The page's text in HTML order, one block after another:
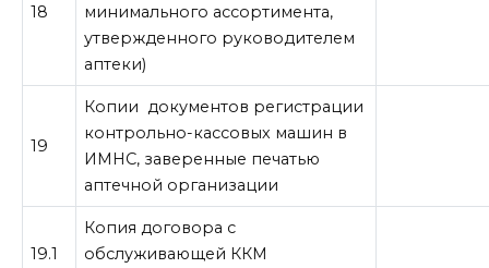
18
минимального ассортимента,
утвержденного руководителем
аптеки)
19
Копии документов регистрации
контрольно-кассовых машин в
ИМНС, заверенные печатью
аптечной организации
19.1
Копия договора с
обслуживающей ККМ